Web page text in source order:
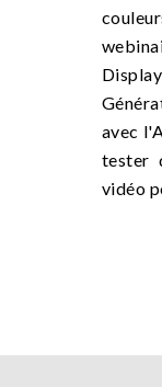
avec
tester
vidéo